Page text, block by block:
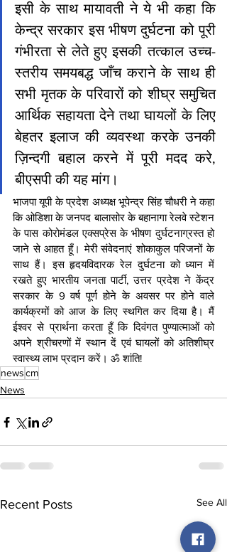
इसी के साथ मायावती ने ये भी कहा क‍ि
केन्द्र सरकार इस भीषण दुर्घटना को पूरी
गंभीरता से लेते हुए इसकी तत्काल उच्च-
स्तरीय समयबद्ध जाँच कराने के साथ ही
सभी मृतक के परिवारों को शीघ्र समुचित
आर्थिक सहायता देने तथा घायलों के लिए
बेहतर इलाज की व्यवस्था करके उनकी
ज़िन्दगी बहाल करने में पूरी मदद करे,
बीएसपी की यह मांग।
भाजपा यूपी के प्रदेश अध्‍यक्ष भूपेन्‍द्र स‍िंह चौधरी ने कहा
क‍ि ओडिशा के जनपद बालासोर के बहानागा रेलवे स्टेशन
के पास कोरोमंडल एक्सप्रेस के भीषण दुर्घटनाग्रस्त हो
जाने से आहत हूँ। मेरी संवेदनाएं शोकाकुल परिजनों के
साथ हैं। इस हृदयविदारक रेल दुर्घटना को ध्यान में
रखते हुए भारतीय जनता पार्टी, उत्तर प्रदेश ने केंद्र
सरकार के 9 वर्ष पूर्ण होने के अवसर पर होने वाले
कार्यक्रमों को आज के लिए स्थगित कर दिया है। मैं
ईश्वर से प्रार्थना करता हूँ कि दिवंगत पुण्यात्माओं को
अपने श्रीचरणों में स्थान दें एवं घायलों को अतिशीघ्र
स्वास्थ्य लाभ प्रदान करें। ॐ शांति!
newscm
News
Recent Posts See All